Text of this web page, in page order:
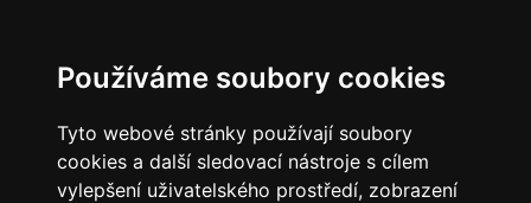
Používáme soubory cookies
Tyto webové stránky používají soubory
cookies a další sledovací nástroje s cílem
vylepšení uživatelského prostředí, zobrazení